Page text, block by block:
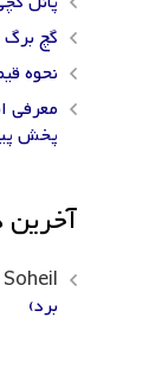
گچ برگ
نحوه
معرفی
پخش
آخرین
Soheil
برد)